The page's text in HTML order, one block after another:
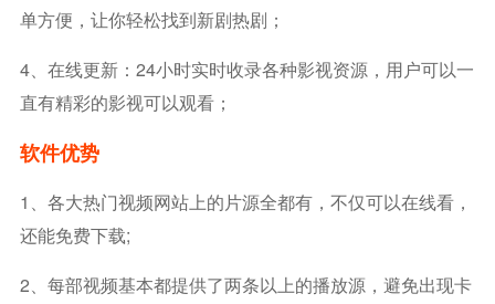
单方便，让你轻松找到新剧热剧；
4、在线更新：24小时实时收录各种影视资源，用户可以一
直有精彩的影视可以观看；
软件优势
1、各大热门视频网站上的片源全都有，不仅可以在线看，
还能免费下载;
2、每部视频基本都提供了两条以上的播放源，避免出现卡